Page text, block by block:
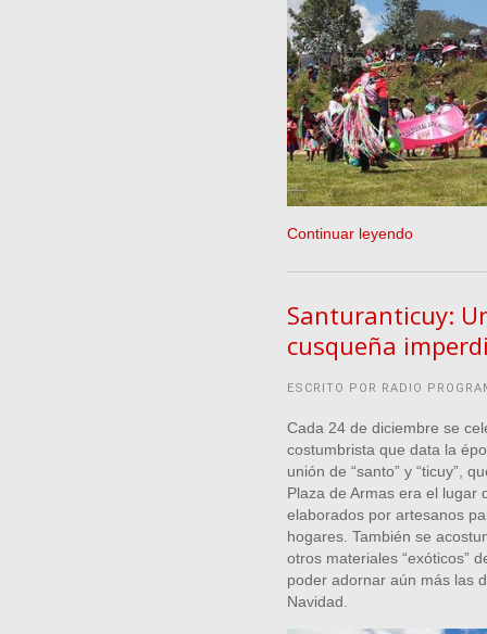
Continuar leyendo
Santuranticuy:
cusqueña
ESCRITO POR RADIO
Cada 24 de diciembre se
costumbrista que data la
unión de “santo” y “ticuy”,
Plaza de Armas era el lugar
elaborados por artesanos
hogares. También se
otros materiales “exóticos”
poder adornar aún más las
Navidad.